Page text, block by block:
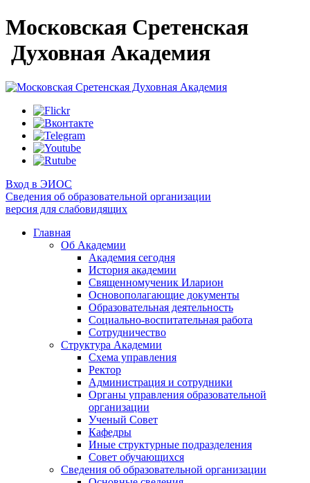
Московская Сретенская
Духовная Академия
Вход в ЭИОС
Сведения об образовательной организации
версия для слабовидящих
Главная
Об Академии
Академия сегодня
История академии
Священномученик Иларион
Основополагающие документы
Образовательная деятельность
Социально-воспитательная работа
Сотрудничество
Структура Академии
Схема управления
Ректор
Администрация и сотрудники
Органы управления образовательной
организации
Ученый Совет
Кафедры
Иные структурные подразделения
Совет обучающихся
Сведения об образовательной организации